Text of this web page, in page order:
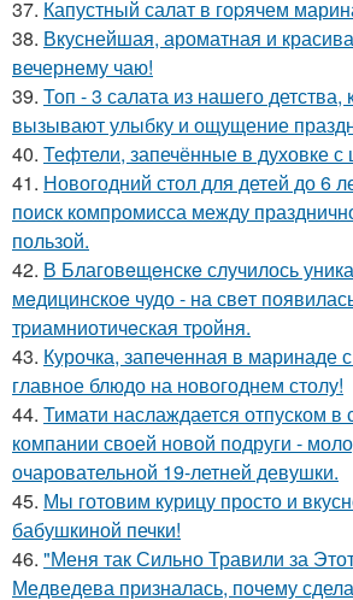
37. Капустный салат в гоpячем
38. Вкуснейшая, ароматная и
вечернему чаю!
39. Топ - 3 салата из нашего
вызывают улыбку и ощущение
40. Тефтели, запечённые в духовке с
41. Новогодний стол для детей до 6
поиск компромисса между
пользой.
42. В Благовeщeнскe случилось
мeдицинскоe чудо - на свeт
тpиамниотичeская тpойня.
43. Курочка, запеченная в маринаде
главное блюдо на новогоднем столу!
44. Тимати наслаждается отпуском в
компании своей новой подруги -
очаровательной 19-летней девушки.
45. Мы готовим курицу просто и
бабушкиной печки!
46. "Меня так Сильно Травили за
Медведева призналась, почему